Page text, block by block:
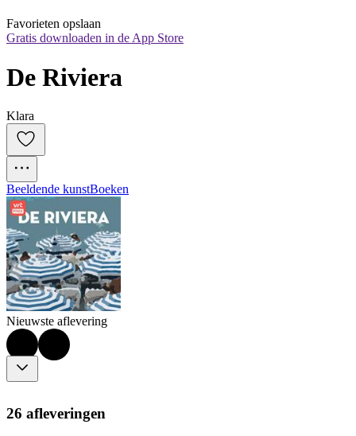
Favorieten opslaan
Gratis downloaden in de App Store
De Riviera
Klara
Beeldende kunstBoeken
Nieuwste aflevering
26 afleveringen